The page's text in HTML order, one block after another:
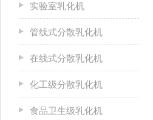
实验室乳化机
管线式分散乳化机
在线式分散乳化机
化工级分散乳化机
食品卫生级乳化机